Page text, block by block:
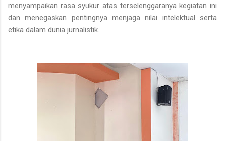
menyampaikan rasa syukur atas terselenggaranya kegiatan ini
dan menegaskan pentingnya menjaga nilai intelektual serta
etika dalam dunia jurnalistik.